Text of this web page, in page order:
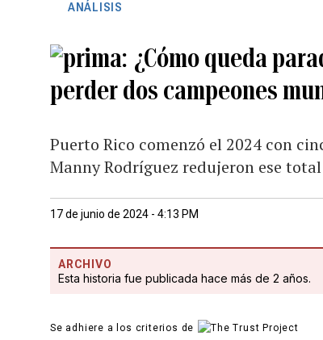
ANÁLISIS
¿Cómo queda
perder dos campeones
Puerto Rico comenzó el 2024 con
Manny Rodríguez redujeron ese total
17 de junio de 2024 - 4:13 PM
ARCHIVO
Esta historia fue publicada hace más de 2 años.
Se adhiere a los criterios de